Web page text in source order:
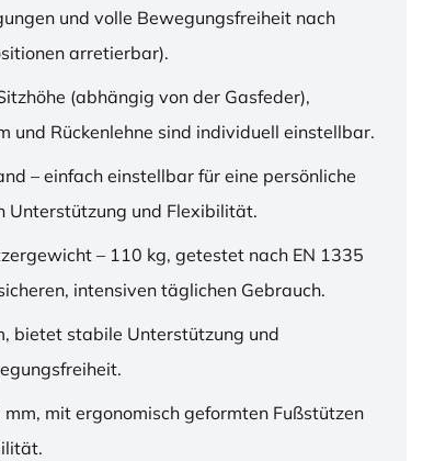
und volle Bewegungsfreiheit nach
arretierbar).
(abhängig von der Gasfeder),
und Rückenlehne sind individuell einstellbar.
– einfach einstellbar für eine persönliche
Unterstützung und Flexibilität.
– 110 kg, getestet nach EN 1335
intensiven täglichen Gebrauch.
bietet stabile Unterstützung und
mit ergonomisch geformten Fußstützen